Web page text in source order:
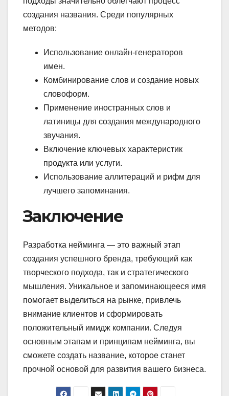
создания названия. Среди популярных
методов:
Использование онлайн-генераторов
имен.
Комбинирование слов и создание новых
словоформ.
Применение иностранных слов и
латиницы для создания международного
звучания.
Включение ключевых характеристик
продукта или услуги.
Использование аллитераций и рифм для
лучшего запоминания.
Заключение
Разработка нейминга — это важный этап
создания успешного бренда, требующий как
творческого подхода, так и стратегического
мышления. Уникальное и запоминающееся имя
помогает выделиться на рынке, привлечь
внимание клиентов и сформировать
положительный имидж компании. Следуя
основным этапам и принципам нейминга, вы
сможете создать название, которое станет
прочной основой для развития вашего бизнеса.